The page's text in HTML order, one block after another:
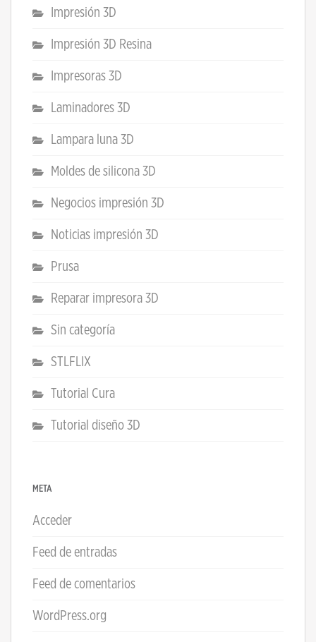
Impresión 3D
Impresión 3D Resina
Impresoras 3D
Laminadores 3D
Lampara luna 3D
Moldes de silicona 3D
Negocios impresión 3D
Noticias impresión 3D
Prusa
Reparar impresora 3D
Sin categoría
STLFLIX
Tutorial Cura
Tutorial diseño 3D
META
Acceder
Feed de entradas
Feed de comentarios
WordPress.org